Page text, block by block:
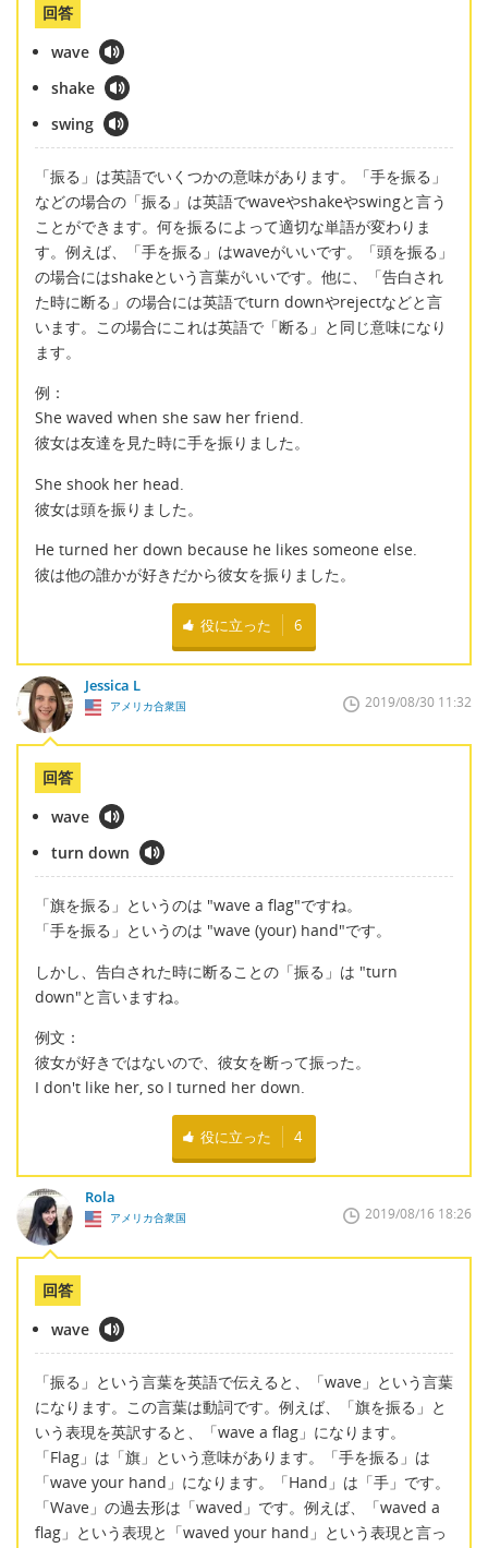
回答
wave
shake
swing
「振る」は英語でいくつかの意味があります。「手を振る」
などの場合の「振る」は英語でwaveやshakeやswingと言う
ことができます。何を振るによって適切な単語が変わりま
す。例えば、「手を振る」はwaveがいいです。「頭を振る」
の場合にはshakeという言葉がいいです。他に、「告白され
た時に断る」の場合には英語でturn downやrejectなどと言
います。この場合にこれは英語で「断る」と同じ意味になり
ます。
例：
She waved when she saw her friend.
彼女は友達を見た時に手を振りました。
She shook her head.
彼女は頭を振りました。
He turned her down because he likes someone else.
彼は他の誰かが好きだから彼女を振りました。
役に立った 6
Jessica L
アメリカ合衆国 2019/08/30 11:32
回答
wave
turn down
「旗を振る」というのは "wave a flag"ですね。
「手を振る」というのは "wave (your) hand"です。
しかし、告白された時に断ることの「振る」は "turn
down"と言いますね。
例文：
彼女が好きではないので、彼女を断って振った。
I don't like her, so I turned her down.
役に立った 4
Rola
アメリカ合衆国 2019/08/16 18:26
回答
wave
「振る」という言葉を英語で伝えると、「wave」という言葉
になります。この言葉は動詞です。例えば、「旗を振る」と
いう表現を英訳すると、「wave a flag」になります。
「Flag」は「旗」という意味があります。「手を振る」は
「wave your hand」になります。「Hand」は「手」です。
「Wave」の過去形は「waved」です。例えば、「waved a
flag」という表現と「waved your hand」という表現と言っ